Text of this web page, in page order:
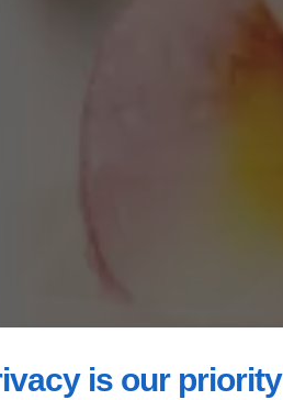
is our priority